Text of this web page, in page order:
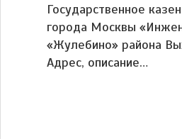
Государственное
города Москвы
«Жулебино» района
Адрес, описание…